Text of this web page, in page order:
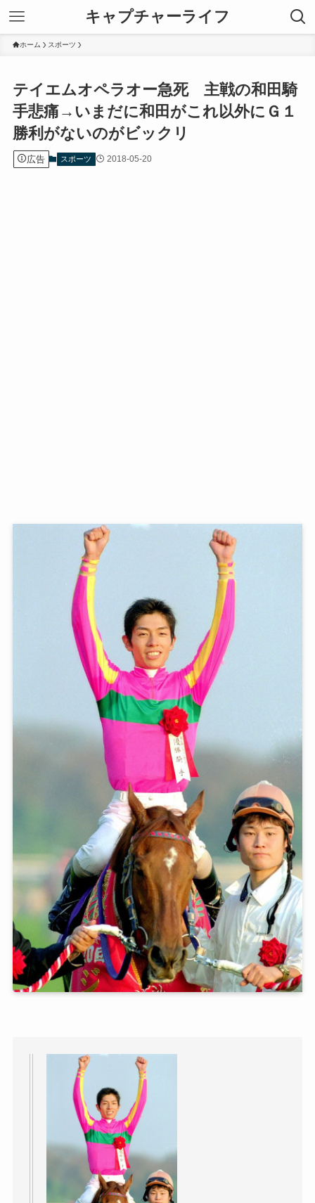
キャプチャーライフ
ホーム スポーツ
テイエムオペラオー急死 主戦の和田騎
手悲痛→いまだに和田がこれ以外にＧ１
勝利がないのがビックリ
広告 スポーツ 2018-05-20